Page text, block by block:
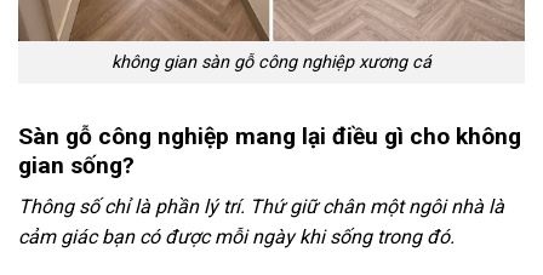
không gian sàn gỗ công nghiệp xương cá
Sàn gỗ công nghiệp mang lại điều gì cho không
gian sống?
Thông số chỉ là phần lý trí. Thứ giữ chân một ngôi nhà là
cảm giác bạn có được mỗi ngày khi sống trong đó.